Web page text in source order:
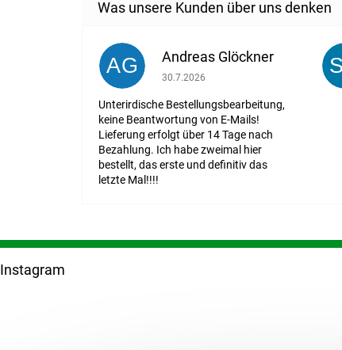
AG Andreas Glöckner
Die Shop-Bewertung beträgt 1 von 5
30.7.2026
Unterirdische Bestellungsbearbeitung,
keine Beantwortung von E-Mails!
Lieferung erfolgt über 14 Tage nach
Bezahlung. Ich habe zweimal hier
bestellt, das erste und definitiv das
letzte Mal!!!!
F
u
Instagram